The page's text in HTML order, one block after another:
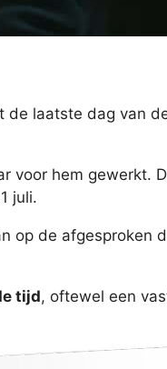
laatste dag van
hem gewerkt.
juli.
op de afgesproken
tijd, oftewel een